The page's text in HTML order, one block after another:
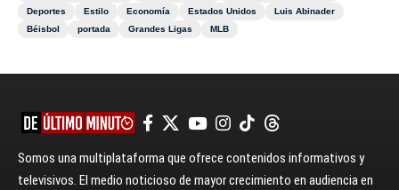
Deportes
Estilo Economía Estados Unidos
Luis Abinader
Béisbol
portada Grandes Ligas MLB
Somos una multiplataforma que ofrece contenidos informativos y
televisivos. El medio noticioso de mayor crecimiento en audiencia en